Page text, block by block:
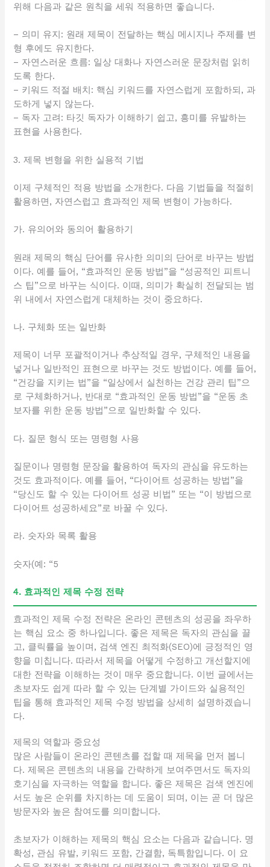
위해 다음과 같은 원칙을 세워 적용하면 좋습니다.
– 의미 유지: 원래 제목이 전달하는 핵심 메시지나 주제를 변
형 후에도 유지한다.
– 자연스러운 흐름: 일상 대화나 자연스러운 문장처럼 읽히
도록 한다.
– 키워드 적절 배치: 핵심 키워드를 자연스럽게 포함하되, 과
도하게 넣지 않는다.
– 독자 고려: 타깃 독자가 이해하기 쉽고, 흥미를 유발하는
표현을 사용한다.
3. 제목 변형을 위한 실용적 기법
이제 구체적인 적용 방법을 소개한다. 다음 기법들을 적절히
활용하면, 자연스럽고 효과적인 제목 변형이 가능하다.
가. 유의어와 동의어 활용하기
원래 제목의 핵심 단어를 유사한 의미의 단어로 바꾸는 방법
이다. 예를 들어, “효과적인 운동 방법”을 “성공적인 피트니
스 팁”으로 바꾸는 식이다. 이때, 의미가 확실히 전달되는 범
위 내에서 자연스럽게 대체하는 것이 중요하다.
나. 구체화 또는 일반화
제목이 너무 포괄적이거나 추상적일 경우, 구체적인 내용을
넣거나 일반적인 표현으로 바꾸는 것도 방법이다. 예를 들어,
“건강을 지키는 법”을 “일상에서 실천하는 건강 관리 팁”으
로 구체화하거나, 반대로 “효과적인 운동 방법”을 “운동 초
보자를 위한 운동 방법”으로 일반화할 수 있다.
다. 질문 형식 또는 명령형 사용
질문이나 명령형 문장을 활용하여 독자의 관심을 유도하는
것도 효과적이다. 예를 들어, “다이어트 성공하는 방법”을
“당신도 할 수 있는 다이어트 성공 비법” 또는 “이 방법으로
다이어트 성공하세요”로 바꿀 수 있다.
라. 숫자와 목록 활용
숫자(예: “5
4. 효과적인 제목 수정 전략
효과적인 제목 수정 전략은 온라인 콘텐츠의 성공을 좌우하
는 핵심 요소 중 하나입니다. 좋은 제목은 독자의 관심을 끌
고, 클릭률을 높이며, 검색 엔진 최적화(SEO)에 긍정적인 영
향을 미칩니다. 따라서 제목을 어떻게 수정하고 개선할지에
대한 전략을 이해하는 것이 매우 중요합니다. 이번 글에서는
초보자도 쉽게 따라 할 수 있는 단계별 가이드와 실용적인
팁을 통해 효과적인 제목 수정 방법을 상세히 설명하겠습니
다.
제목의 역할과 중요성
많은 사람들이 온라인 콘텐츠를 접할 때 제목을 먼저 봅니
다. 제목은 콘텐츠의 내용을 간략하게 보여주면서도 독자의
호기심을 자극하는 역할을 합니다. 좋은 제목은 검색 엔진에
서도 높은 순위를 차지하는 데 도움이 되며, 이는 곧 더 많은
방문자와 높은 참여도를 의미합니다.
초보자가 이해하는 제목의 핵심 요소는 다음과 같습니다. 명
확성, 관심 유발, 키워드 포함, 간결함, 독특함입니다. 이 요